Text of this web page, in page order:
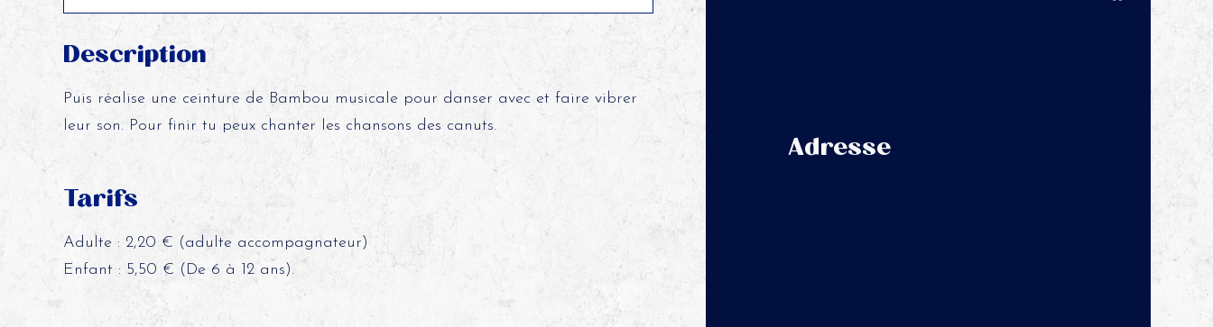
Description
Puis réalise une ceinture de Bambou musicale pour danser avec et faire vibrer
leur son. Pour finir tu peux chanter les chansons des canuts.
Tarifs
Adulte : 2,20 € (adulte accompagnateur)
Enfant : 5,50 € (De 6 à 12 ans).
Adresse